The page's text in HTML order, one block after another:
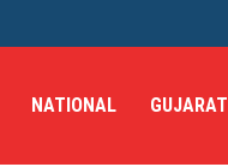
NATIONAL GUJARAT